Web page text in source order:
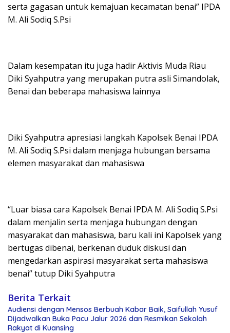
serta gagasan untuk kemajuan kecamatan benai” IPDA
M. Ali Sodiq S.Psi
Dalam kesempatan itu juga hadir Aktivis Muda Riau
Diki Syahputra yang merupakan putra asli Simandolak,
Benai dan beberapa mahasiswa lainnya
Diki Syahputra apresiasi langkah Kapolsek Benai IPDA
M. Ali Sodiq S.Psi dalam menjaga hubungan bersama
elemen masyarakat dan mahasiswa
“Luar biasa cara Kapolsek Benai IPDA M. Ali Sodiq S.Psi
dalam menjalin serta menjaga hubungan dengan
masyarakat dan mahasiswa, baru kali ini Kapolsek yang
bertugas dibenai, berkenan duduk diskusi dan
mengedarkan aspirasi masyarakat serta mahasiswa
benai” tutup Diki Syahputra
Berita Terkait
Audiensi dengan Mensos Berbuah Kabar Baik, Saifullah Yusuf
Dijadwalkan Buka Pacu Jalur 2026 dan Resmikan Sekolah
Rakyat di Kuansing